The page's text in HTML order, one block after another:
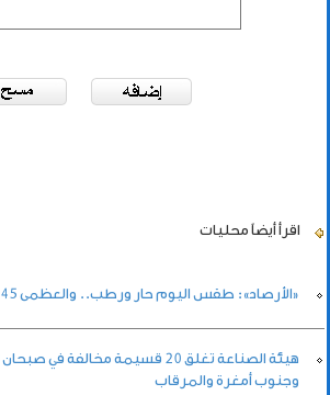
اقرأ أيضاً محليات
«الأرصاد»: طقس اليوم حار ورطب.. والعظمى 45
هيئة الصناعة تغلق 20 قسيمة مخالفة
وجنوب أمغرة والمرقاب